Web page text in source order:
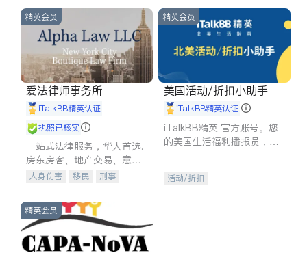
石。
精英会员
爱法律师事务所
iTalkBB精英认证
执照已核实
一站式法律服务，华人首选.
房东房客、地产交易、意外
伤害、车祸重伤、商业诉
建筑合同、刑事案件全包办
人身伤害 移民
刑事
信托/遗嘱
商业
索赔
律师-其它 保释
精英会员
美国活动/折扣小助手
iTalkBB精英认证
iTalkBB精英 官方账号。您
的美国生活福利播报员，精
专属福利。
活动/折扣
精英会员